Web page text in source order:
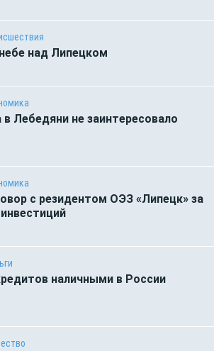
над Липецком
в Лебедяни не заинтересовало
с резидентом ОЭЗ «Липецк» за
наличными в России